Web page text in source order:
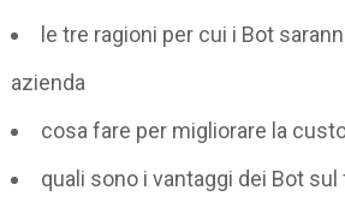
le tre ragioni per cui i Bot
azienda
cosa fare per migliorare la
quali sono i vantaggi dei Bot